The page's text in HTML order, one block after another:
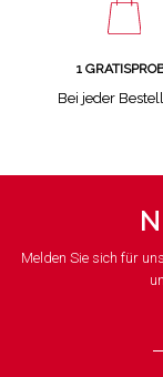
1
Bei jeder
Melden Sie sich für